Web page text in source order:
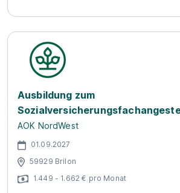
Ausbildung zum
AOK NordWest
01.09.2027
59929 Brilon
1.449 - 1.662 € pro Monat